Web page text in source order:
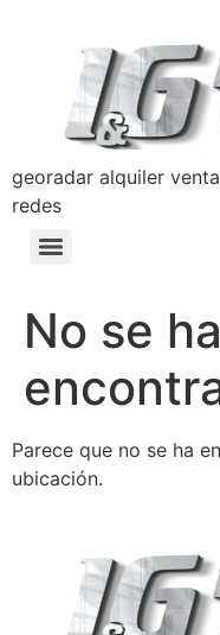
georadar alquiler
redes
No se
Parece que no se ha
ubicación.